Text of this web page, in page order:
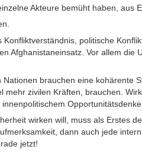
Akteure bemüht haben, aus
politische
Afghanistaneinsatz. Vor allem die
brauchen eine kohärente
zivilen Kräften, brauchen.
wirken will, muss als Erstes
dann auch jede
jetzt!